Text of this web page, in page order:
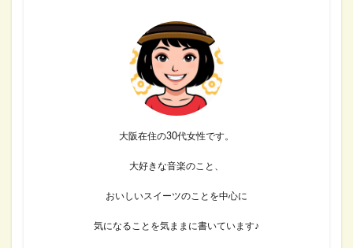
大阪在住の30代女性です。
大好きな音楽のこと、
おいしいスイーツのことを中心に
気になることを気ままに書いています♪